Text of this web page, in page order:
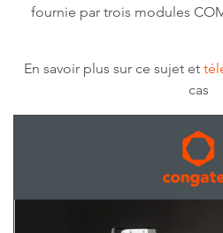
fournie par trois modules
En savoir plus sur ce sujet et
cas